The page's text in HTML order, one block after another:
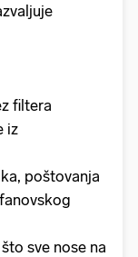
filtera
iz
poštovanja
sve nose na